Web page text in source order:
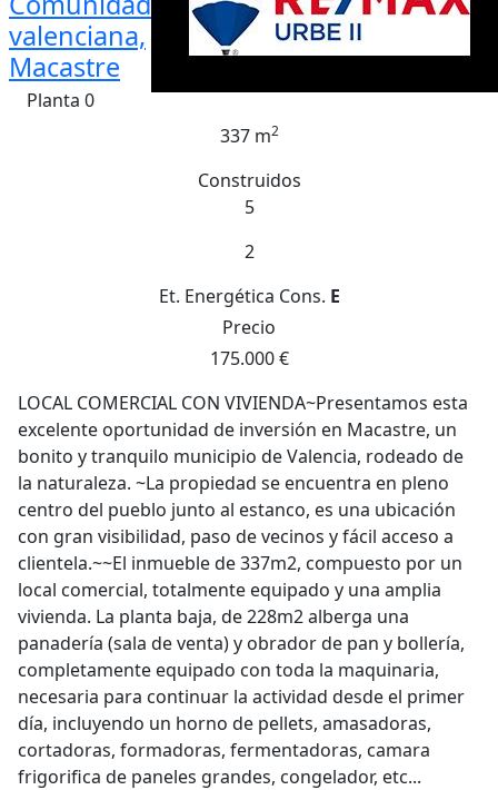
valenciana,
Macastre
Planta 0
337 m2
Construidos
5
2
Et. Energética Cons. E
Precio
175.000 €
LOCAL COMERCIAL CON VIVIENDA~Presentamos esta
excelente oportunidad de inversión en Macastre, un
bonito y tranquilo municipio de Valencia, rodeado de
la naturaleza. ~La propiedad se encuentra en pleno
centro del pueblo junto al estanco, es una ubicación
con gran visibilidad, paso de vecinos y fácil acceso a
clientela.~~El inmueble de 337m2, compuesto por un
local comercial, totalmente equipado y una amplia
vivienda. La planta baja, de 228m2 alberga una
panadería (sala de venta) y obrador de pan y bollería,
completamente equipado con toda la maquinaria,
necesaria para continuar la actividad desde el primer
día, incluyendo un horno de pellets, amasadoras,
cortadoras, formadoras, fermentadoras, camara
frigorifica de paneles grandes, congelador, etc...